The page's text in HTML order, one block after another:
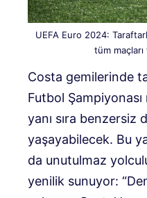
UEFA Euro 2024:
tüm
Costa gemilerinde
Futbol Şampiyonası
yanı sıra benzersiz
yaşayabilecek. Bu
da unutulmaz
yenilik sunuyor: